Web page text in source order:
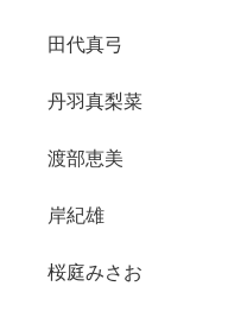
田代真弓
丹羽真梨菜
渡部恵美
岸紀雄
桜庭みさお